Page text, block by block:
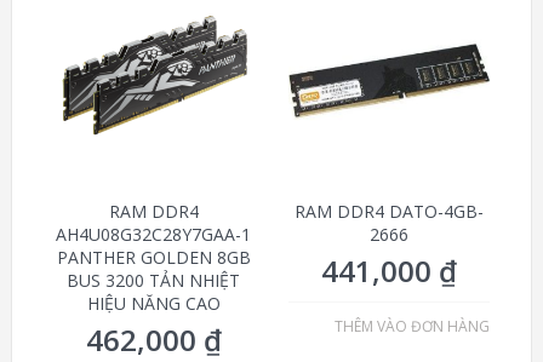
RAM DDR4
AH4U08G32C28Y7GAA-1
PANTHER GOLDEN 8GB
BUS 3200 TẢN NHIỆT
HIỆU NĂNG CAO
462,000 ₫
RAM DDR4 DATO-4GB-
2666
441,000 ₫
THÊM VÀO ĐƠN HÀNG